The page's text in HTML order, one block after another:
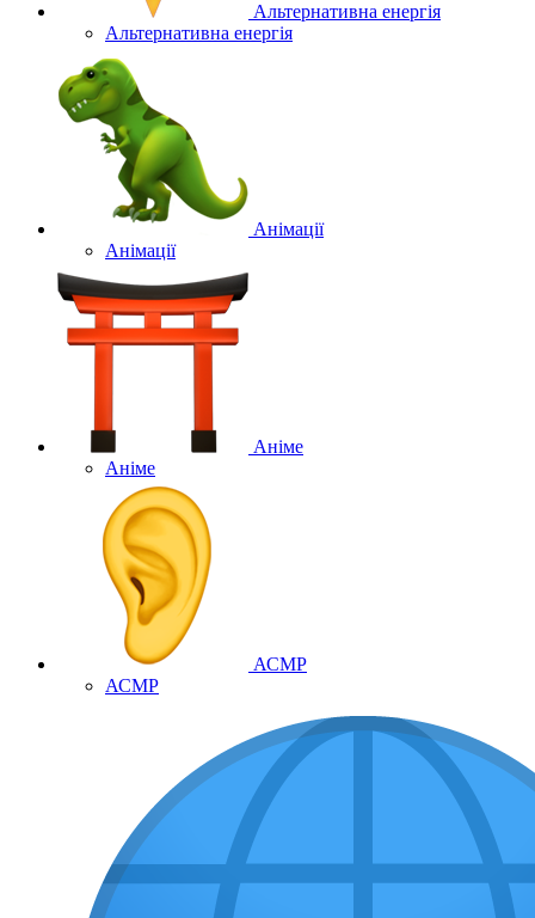
Альтернативна енергія
Альтернативна енергія
Анімації
Анімації
Аніме
Аніме
АСМР
АСМР